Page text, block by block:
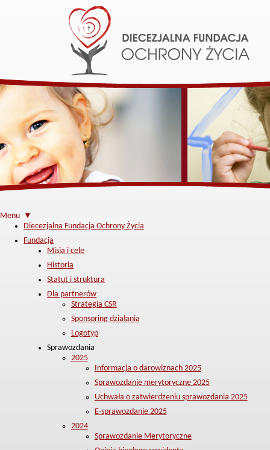
Menu ▼
Diecezjalna Fundacja Ochrony Życia
Fundacja
Misja i cele
Historia
Statut i struktura
Dla partnerów
Strategia CSR
Sponsoring działania
Logotyp
Sprawozdania
2025
Informacja o darowiznach 2025
Sprawozdanie merytoryczne 2025
Uchwała o zatwierdzeniu sprawozdania 2025
E-sprawozdanie 2025
2024
Sprawozdanie Merytoryczne